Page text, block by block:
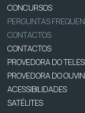
CONCURSOS
PERGUNTAS
CONTACTOS
CONTACTOS
PROVEDORA DO
PROVEDORA DO
ACESSIBILIDADES
SATÉLITES